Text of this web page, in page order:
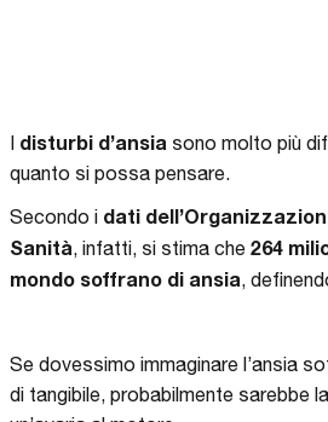
Idisturbi d’ansia sono molto più
quanto si possa pensare.
Secondo idati
Sanità, infatti, si stima che264
mondo soffrano di ansia,
Se dovessimo immaginare l’ansia
di tangibile, probabilmente sarebbe